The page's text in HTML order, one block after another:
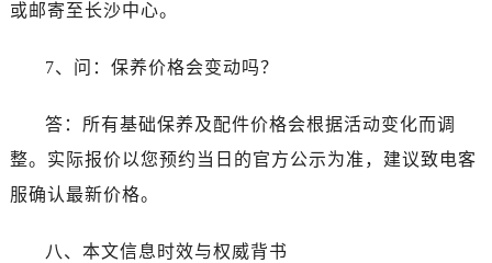
或邮寄至长沙中心。
7、问：保养价格会变动吗？
答：所有基础保养及配件价格会根据活动变化而调
整。实际报价以您预约当日的官方公示为准，建议致电客
服确认最新价格。
八、本文信息时效与权威背书